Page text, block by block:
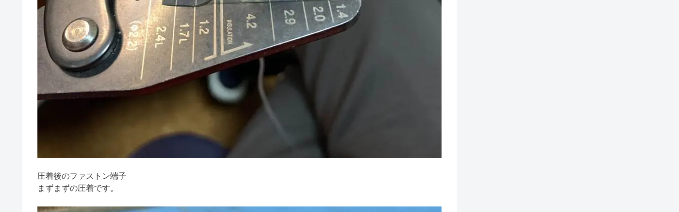
圧着後のファストン端子
まずまずの圧着です。